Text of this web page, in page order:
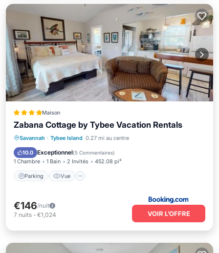
Maison
Zabana Cottage by Tybee Vacation Rentals
Savannah · Tybee Island 0.27 mi au centre
10.0 Exceptionnel(5 Commentaires)
1 Chambre 1 Bain 2 Invités 452.08 pi²
Parking Vue
Parking Vue
Climatisation
Internet
€146/nuit
7 nuits - €1,024 VOIR L’OFFRE